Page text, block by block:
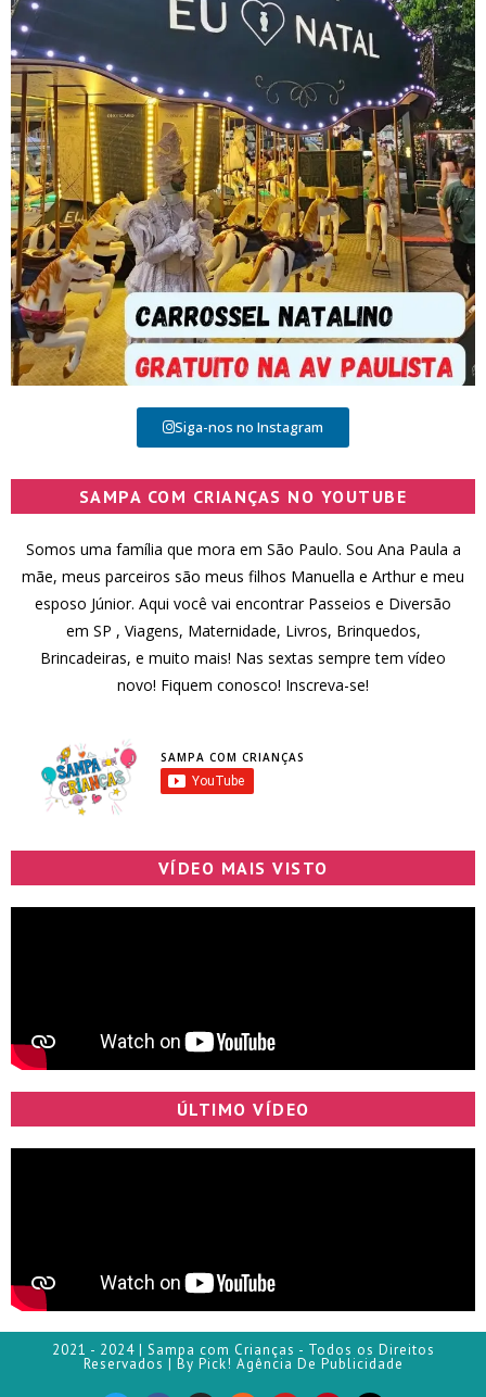
Siga-nos no Instagram
SAMPA COM CRIANÇAS NO YOUTUBE
Somos uma família que mora em São Paulo. Sou Ana Paula a
mãe, meus parceiros são meus filhos Manuella e Arthur e meu
esposo Júnior. Aqui você vai encontrar Passeios e Diversão
em SP , Viagens, Maternidade, Livros, Brinquedos,
Brincadeiras, e muito mais! Nas sextas sempre tem vídeo
novo! Fiquem conosco! Inscreva-se!
SAMPA COM CRIANÇAS
VÍDEO MAIS VISTO
ÚLTIMO VÍDEO
2021 - 2024 | Sampa com Crianças - Todos os Direitos
Reservados | By Pick! Agência De Publicidade